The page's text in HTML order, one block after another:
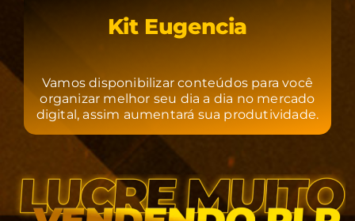
Kit Eugencia
Vamos disponibilizar conteúdos para você
organizar melhor seu dia a dia no mercado
digital, assim aumentará sua produtividade.